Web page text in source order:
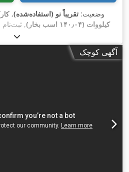
وضعیت: تقریباً نو (استفاده‌شده),
کیلووات (۱۴۰٫۰۴ اسب بخار)
, ثبت‌نام
میلی‌متر, عرض فضای بارگیری:
آگهی کوچک